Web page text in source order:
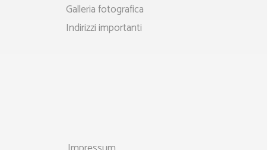
Galleria fotografica
Indirizzi importanti